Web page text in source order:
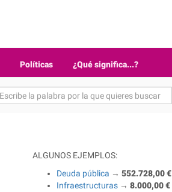
Políticas ¿Qué significa...?
ALGUNOS EJEMPLOS:
Deuda pública → 552.728,00 €
Infraestructuras → 8.000,00 €